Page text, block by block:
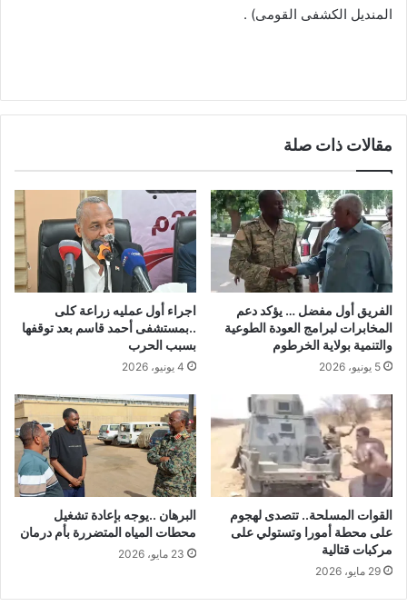
المنديل الكشفى القومى) .
مقالات ذات صلة
الفريق أول مفضل … يؤكد دعم
المخابرات لبرامج العودة الطوعية
والتنمية بولاية الخرطوم
5 يونيو، 2026
اجراء أول عمليه زراعة كلى
..بمستشفى أحمد قاسم بعد توقفها
بسبب الحرب
4 يونيو، 2026
القوات المسلحة.. تتصدى لهجوم
على محطة أمورا وتستولي على
مركبات قتالية
29 مايو، 2026
البرهان ..يوجه بإعادة تشغيل
محطات المياه المتضررة بأم درمان
23 مايو، 2026